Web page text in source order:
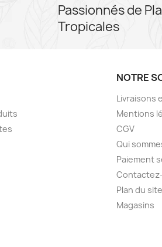
Passionnés de
Tropicales
NOTRE
Livraisons
Mentions
CGV
Qui
Paiement
Plan du site
Magasins